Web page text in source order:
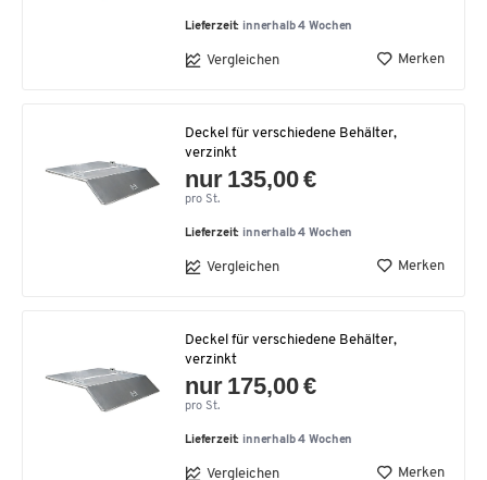
Lieferzeit: innerhalb 4 Wochen
Vergleichen Merken
Deckel für verschiedene Behälter,
verzinkt
nur 135,00 €
pro St.
Lieferzeit: innerhalb 4 Wochen
Vergleichen Merken
Deckel für verschiedene Behälter,
verzinkt
nur 175,00 €
pro St.
Lieferzeit: innerhalb 4 Wochen
Vergleichen Merken